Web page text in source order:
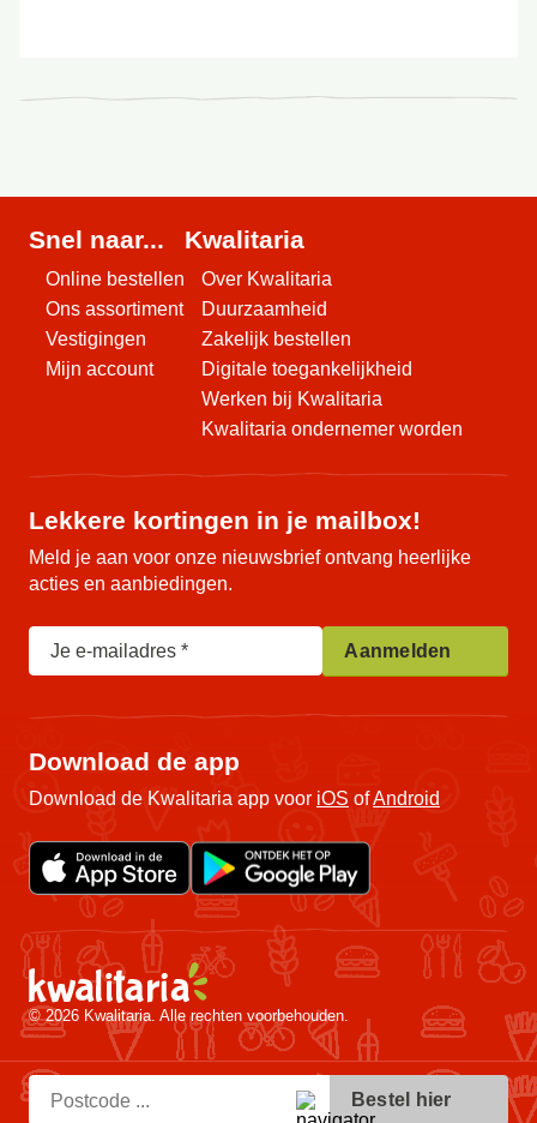
Snel naar...
Online bestellen
Ons assortiment
Vestigingen
Mijn account
Kwalitaria
Over Kwalitaria
Duurzaamheid
Zakelijk bestellen
Digitale toegankelijkheid
Werken bij Kwalitaria
Kwalitaria ondernemer worden
Lekkere kortingen in je mailbox!
Meld je aan voor onze nieuwsbrief ontvang heerlijke
acties en aanbiedingen.
Je e-mailadres Aanmelden
Download de app
Download de Kwalitaria app voor iOS ofAndroid
© 2026 Kwalitaria. Alle rechten voorbehouden.
Bestel hier